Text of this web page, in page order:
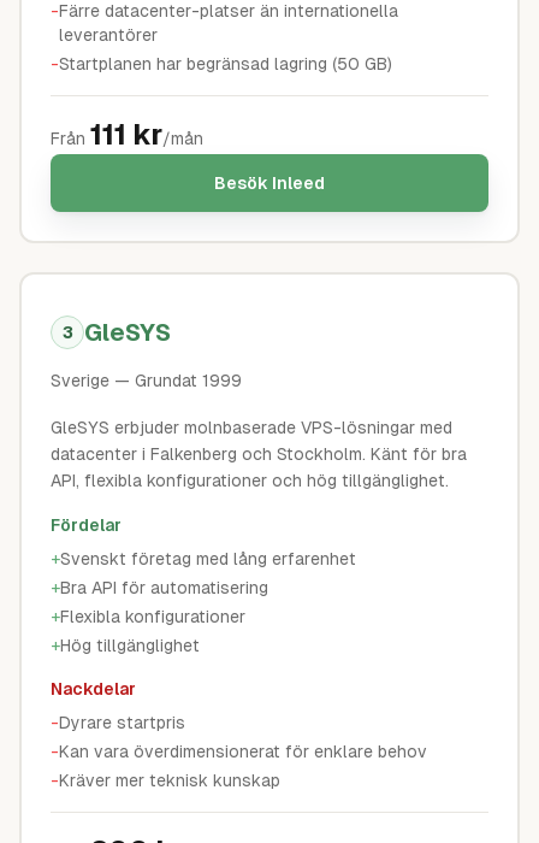
-Färre datacenter-platser än internationella
leverantörer
-Startplanen har begränsad lagring (50 GB)
Från 111 kr/mån
Besök Inleed
3 GleSYS
Sverige — Grundat 1999
GleSYS erbjuder molnbaserade VPS-lösningar med
datacenter i Falkenberg och Stockholm. Känt för bra
API, flexibla konfigurationer och hög tillgänglighet.
Fördelar
+Svenskt företag med lång erfarenhet
+Bra API för automatisering
+Flexibla konfigurationer
+Hög tillgänglighet
Nackdelar
-Dyrare startpris
-Kan vara överdimensionerat för enklare behov
-Kräver mer teknisk kunskap